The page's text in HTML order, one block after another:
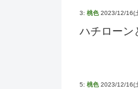
3: 桃色 2023/12/16(
ハチローン
5: 桃色 2023/12/16(